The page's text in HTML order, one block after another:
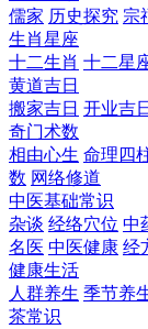
儒家 历史探究 宗
生肖星座
十二生肖 十二星
黄道吉日
搬家吉日 开业吉日
奇门术数
相由心生 命理四
数 网络修道
中医基础常识
杂谈 经络穴位 中
名医 中医健康 经
健康生活
人群养生 季节养
茶常识